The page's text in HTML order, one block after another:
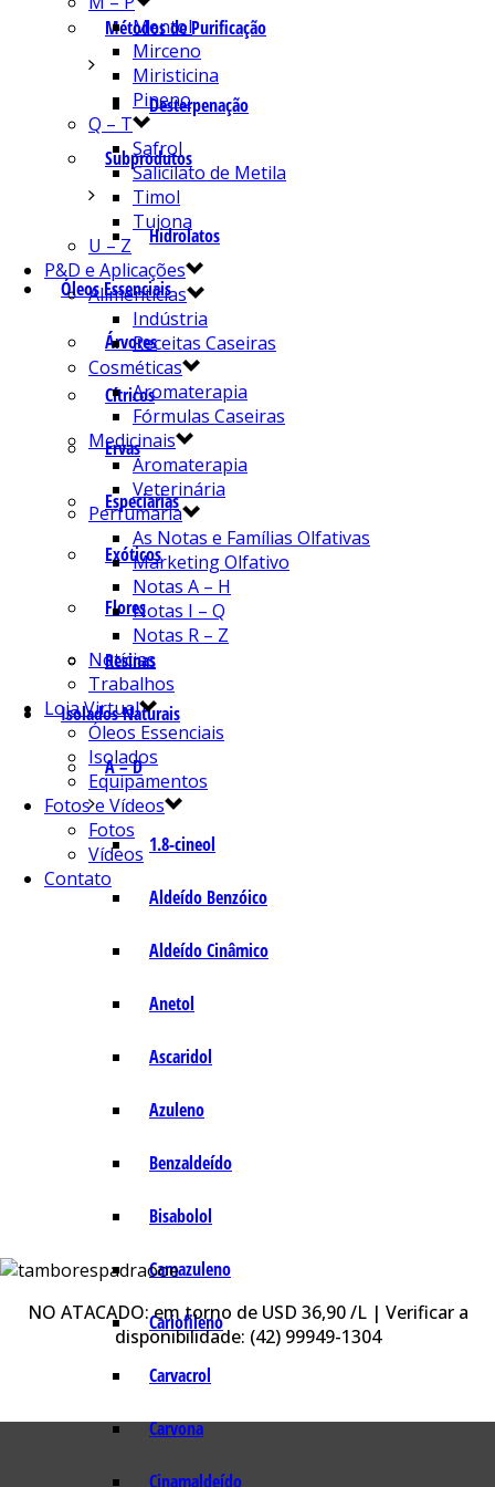
Métodos de Purificação
Desterpenação
Subprodutos
Hidrolatos
Óleos Essenciais
Árvores
Cítricos
Ervas
Especiarias
Exóticos
Flores
Resinas
Isolados Naturais
A – D
1.8-cineol
Aldeído Benzóico
Aldeído Cinâmico
Anetol
Ascaridol
Azuleno
Benzaldeído
Bisabolol
Camazuleno
Cariofileno
Carvacrol
Carvona
Cinamaldeído
Mentol
Mirceno
Miristicina
Pineno
Q – T
Safrol
Salicilato de Metila
Timol
Tujona
U – Z
P&D e Aplicações
Alimentícias
Indústria
Receitas Caseiras
Cosméticas
Aromaterapia
Fórmulas Caseiras
Medicinais
Aromaterapia
Veterinária
Perfumaria
As Notas e Famílias Olfativas
Marketing Olfativo
Notas A – H
Notas I – Q
Notas R – Z
Notícias
Trabalhos
Loja Virtual
Óleos Essenciais
Isolados
Equipamentos
Fotos e Vídeos
Fotos
Vídeos
Contato
NO ATACADO: em torno de USD 36,90 /L | Verificar a
disponibilidade: (42) 99949-1304